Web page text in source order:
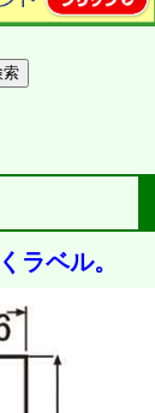
ラベル。